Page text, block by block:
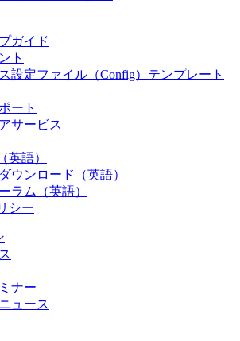
ガイド
ト
設定ファイル（Config）テンプレート
ート
サービス
英語）
ウンロード（英語）
ラム（英語）
シー
ナー
ュース